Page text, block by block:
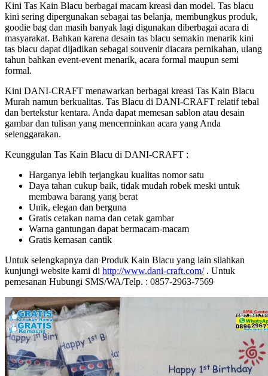
Kini Tas Kain Blacu berbagai macam kreasi dan model. Tas blacu
kini sering dipergunakan sebagai tas belanja, membungkus produk,
goodie bag dan masih banyak lagi digunakan diberbagai acara di
masyarakat. Bahkan karena desain tas blacu semakin menarik kini
tas blacu dapat dijadikan sebagai souvenir diacara pernikahan, ulang
tahun bahkan event-event menarik, acara formal maupun semi
formal.
Kini DANI-CRAFT menawarkan berbagai kreasi Tas Kain Blacu
Murah namun berkualitas. Tas Blacu di DANI-CRAFT relatif tebal
dan bertekstur kentara. Anda dapat memesan sablon atau desain
gambar dan tulisan yang mencerminkan acara yang Anda
selenggarakan.
Keunggulan Tas Kain Blacu di DANI-CRAFT :
Harganya lebih terjangkau kualitas nomor satu
Daya tahan cukup baik, tidak mudah robek meski untuk
membawa barang yang berat
Unik, elegan dan berguna
Gratis cetakan nama dan cetak gambar
Warna gantungan dapat bermacam-macam
Gratis kemasan cantik
Untuk selengkapnya dan Produk Kain Blacu yang lain silahkan
kunjungi website kami di http://www.dani-craft.com/. Untuk
pemesanan Hubungi SMS/WA/Telp. : 0857-2963-7569